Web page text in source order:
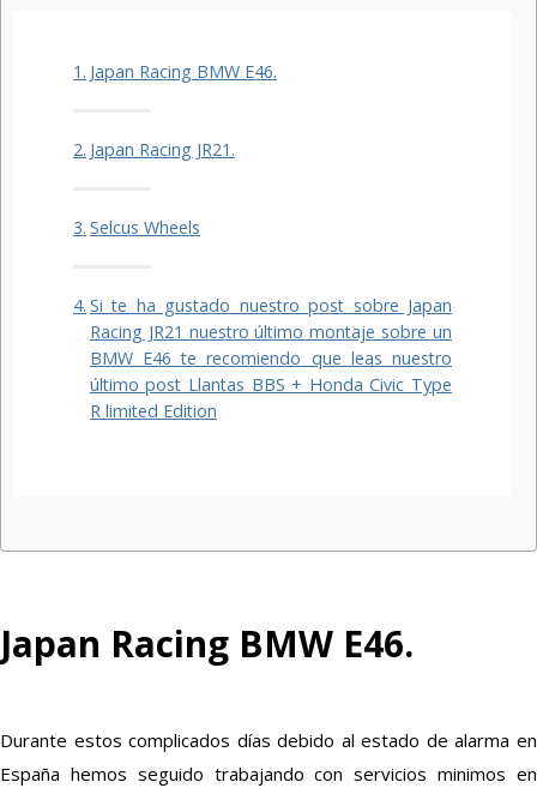
Japan Racing BMW E46.
Japan Racing JR21.
Selcus Wheels
Si te ha gustado nuestro post sobre Japan
Racing JR21 nuestro último montaje sobre un
BMW E46 te recomiendo que leas nuestro
último post Llantas BBS + Honda Civic Type
R limited Edition
Japan Racing BMW E46.
Durante estos complicados días debido al estado de alarma en
España hemos seguido trabajando con servicios minimos en